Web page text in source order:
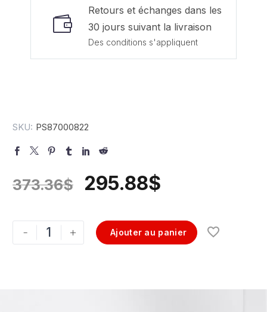
Retours et échanges dans les
30 jours suivant la livraison
Des conditions s'appliquent
SKU: PS87000822
373.36$ 295.88$
- + Ajouter au panier